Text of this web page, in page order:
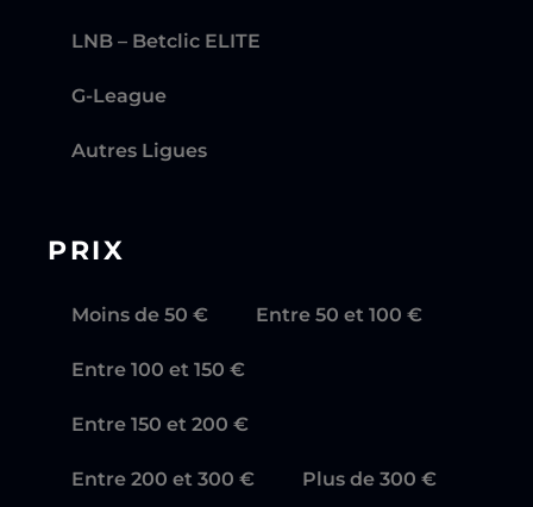
LNB – Betclic ELITE
G-League
Autres Ligues
PRIX
Moins de 50 € Entre 50 et 100 €
Entre 100 et 150 €
Entre 150 et 200 €
Entre 200 et 300 € Plus de 300 €